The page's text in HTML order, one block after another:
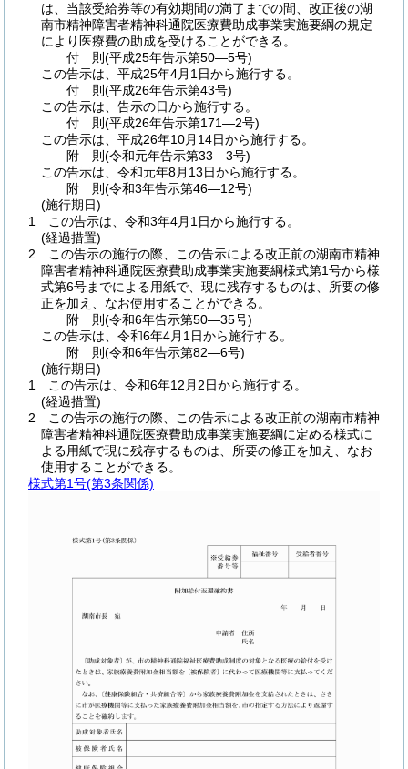
は、当該受給券等の有効期間の満了までの間、改正後の湖
南市精神障害者精神科通院医療費助成事業実施要綱の規定
により医療費の助成を受けることができる。
付 則(平成25年告示第50―5号)
この告示は、平成25年4月1日から施行する。
付 則(平成26年告示第43号)
この告示は、告示の日から施行する。
付 則(平成26年告示第171―2号)
この告示は、平成26年10月14日から施行する。
附 則(令和元年告示第33―3号)
この告示は、令和元年8月13日から施行する。
附 則(令和3年告示第46―12号)
(施行期日)
1
この告示は、令和3年4月1日から施行する。
(経過措置)
2
この告示の施行の際、この告示による改正前の湖南市精神
障害者精神科通院医療費助成事業実施要綱様式第1号から様
式第6号までによる用紙で、現に残存するものは、所要の修
正を加え、なお使用することができる。
附 則(令和6年告示第50―35号)
この告示は、令和6年4月1日から施行する。
附 則(令和6年告示第82―6号)
(施行期日)
1
この告示は、令和6年12月2日から施行する。
(経過措置)
2
この告示の施行の際、この告示による改正前の湖南市精神
障害者精神科通院医療費助成事業実施要綱に定める様式に
よる用紙で現に残存するものは、所要の修正を加え、なお
使用することができる。
様式第1号(第3条関係)